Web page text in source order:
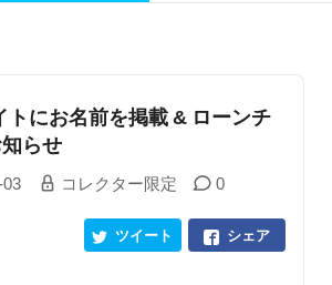
にお名前を掲載 & ローンチ
らせ
コレクター限定 0
シェア
ツイート